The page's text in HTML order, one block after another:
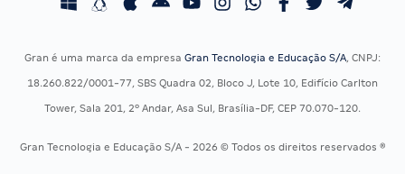
Residência Multiprofissional
Gran é uma marca da empresa Gran Tecnologia e Educação S/A, CNPJ:
18.260.822/0001-77, SBS Quadra 02, Bloco J, Lote 10, Edifício Carlton
Tower, Sala 201, 2º Andar, Asa Sul, Brasília-DF, CEP 70.070-120.
Gran Tecnologia e Educação S/A - 2026 © Todos os direitos reservados ®